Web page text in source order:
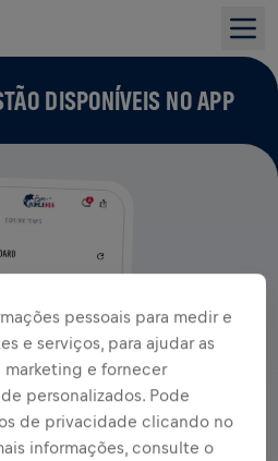
DISPONÍVEIS NO APP
pessoais para medir e
e serviços, para ajudar as
marketing e fornecer
personalizados. Pode
de privacidade clicando no
informações, consulte o